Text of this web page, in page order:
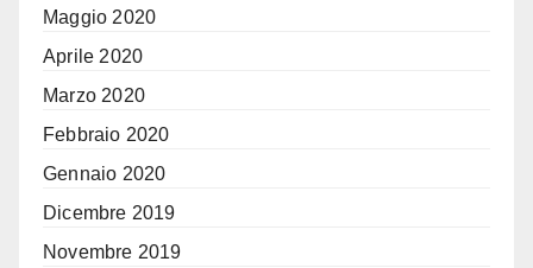
Maggio 2020
Aprile 2020
Marzo 2020
Febbraio 2020
Gennaio 2020
Dicembre 2019
Novembre 2019